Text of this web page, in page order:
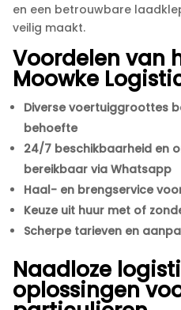
en een betrouwbare
veilig maakt.​
Voordelen van
Moowke
Diverse voertuiggroottes
behoefte
24/7 beschikbaarheid en
bereikbaar via Whatsapp
Haal- en brengservice
Keuze uit huur met of
Scherpe tarieven en
Naadloze
oplossingen